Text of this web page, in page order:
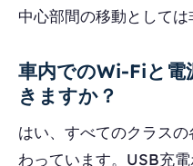
中心部間の移動としては
車内でのWi-Fiと電
きますか？
はい、すべてのクラス
わっています。USB充